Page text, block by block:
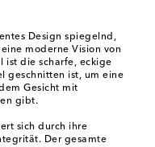
Design spiegelnd,
moderne Vision von
ist die scharfe, eckige
geschnitten ist, um eine
Gesicht mit
gibt.
sich durch ihre
Der gesamte